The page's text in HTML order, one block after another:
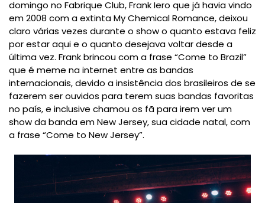
domingo no Fabrique Club, Frank Iero que já havia vindo
em 2008 com a extinta My Chemical Romance, deixou
claro várias vezes durante o show o quanto estava feliz
por estar aqui e o quanto desejava voltar desde a
última vez. Frank brincou com a frase “Come to Brazil”
que é meme na internet entre as bandas
internacionais, devido a insistência dos brasileiros de se
fazerem ser ouvidos para terem suas bandas favoritas
no país, e inclusive chamou os fã para irem ver um
show da banda em New Jersey, sua cidade natal, com
a frase “Come to New Jersey”.